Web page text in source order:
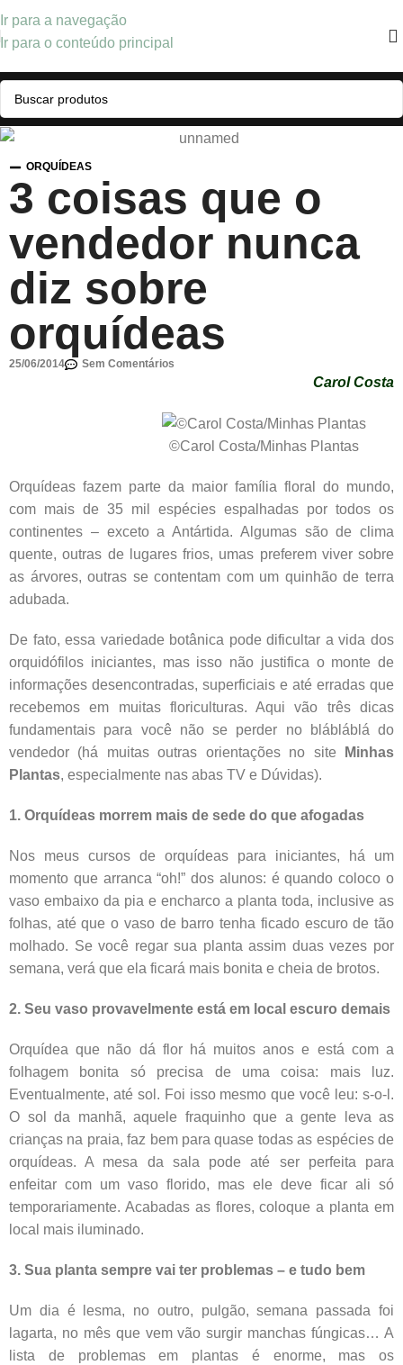
Ir para a navegação
Ir para o conteúdo principal
ORQUÍDEAS
3 coisas que o
vendedor nunca
diz sobre
orquídeas
25/06/2014 Sem Comentários
Carol Costa
©Carol Costa/Minhas Plantas
Orquídeas fazem parte da maior família floral do mundo,
com mais de 35 mil espécies espalhadas por todos os
continentes – exceto a Antártida. Algumas são de clima
quente, outras de lugares frios, umas preferem viver sobre
as árvores, outras se contentam com um quinhão de terra
adubada.
De fato, essa variedade botânica pode dificultar a vida dos
orquidófilos iniciantes, mas isso não justifica o monte de
informações desencontradas, superficiais e até erradas que
recebemos em muitas floriculturas. Aqui vão três dicas
fundamentais para você não se perder no blábláblá do
vendedor (há muitas outras orientações no site
Minhas
Plantas, especialmente nas abas TV e Dúvidas).
1. Orquídeas morrem mais de sede do que afogadas
Nos meus cursos de orquídeas para iniciantes, há um
momento que arranca “oh!” dos alunos: é quando coloco o
vaso embaixo da pia e encharco a planta toda, inclusive as
folhas, até que o vaso de barro tenha ficado escuro de tão
molhado. Se você regar sua planta assim duas vezes por
semana, verá que ela ficará mais bonita e cheia de brotos.
2. Seu vaso provavelmente está em local escuro demais
Orquídea que não dá flor há muitos anos e está com a
folhagem bonita só precisa de uma coisa: mais luz.
Eventualmente, até sol. Foi isso mesmo que você leu: s-o-l.
O sol da manhã, aquele fraquinho que a gente leva as
crianças na praia, faz bem para quase todas as espécies de
orquídeas. A mesa da sala pode até ser perfeita para
enfeitar com um vaso florido, mas ele deve ficar ali só
temporariamente. Acabadas as flores, coloque a planta em
local mais iluminado.
3. Sua planta sempre vai ter problemas – e tudo bem
Um dia é lesma, no outro, pulgão, semana passada foi
lagarta, no mês que vem vão surgir manchas fúngicas… A
lista de problemas em plantas é enorme, mas os